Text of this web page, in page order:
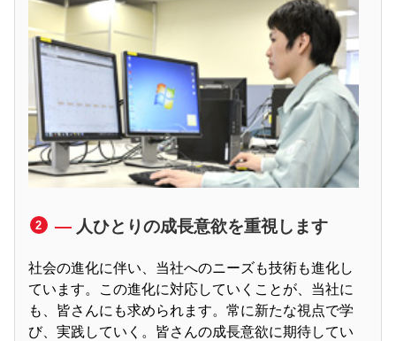
2 人ひとりの成長意欲を重視します
社会の進化に伴い、当社へのニーズも技術も進化し
ています。この進化に対応していくことが、当社に
も、皆さんにも求められます。常に新たな視点で学
び、実践していく。皆さんの成長意欲に期待してい